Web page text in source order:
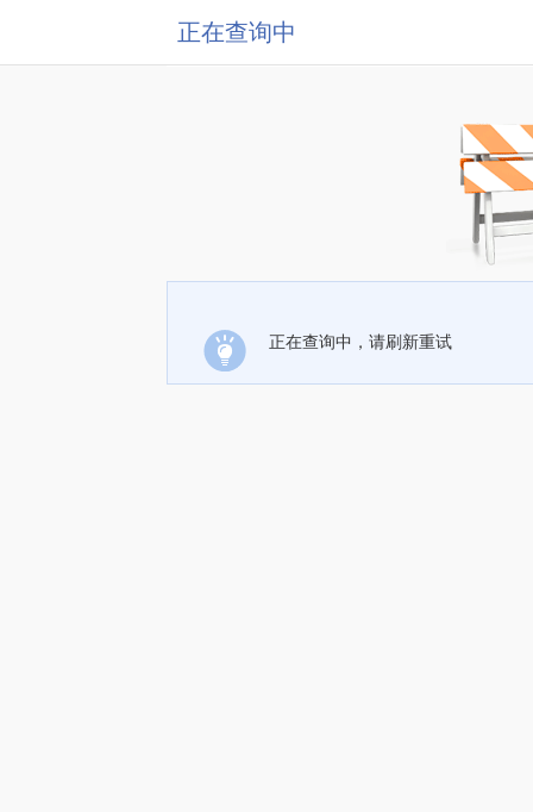
正在查询中
正在查询中，请刷新重试